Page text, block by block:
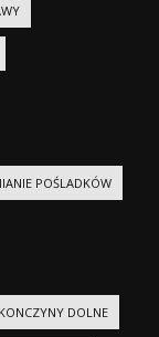
POŚLADKÓW
DOLNE